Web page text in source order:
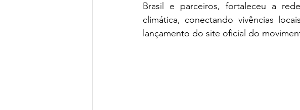
Brasil e parceiros, fortaleceu a
climática, conectando vivências
lançamento do site oficial do